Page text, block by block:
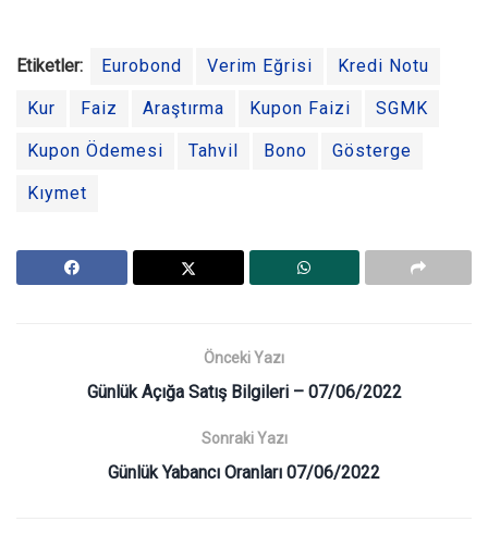
Etiketler: Eurobond Verim Eğrisi Kredi Notu
Kur Faiz Araştırma Kupon Faizi SGMK
Kupon Ödemesi Tahvil Bono Gösterge
Kıymet
Önceki Yazı
Günlük Açığa Satış Bilgileri – 07/06/2022
Sonraki Yazı
Günlük Yabancı Oranları 07/06/2022